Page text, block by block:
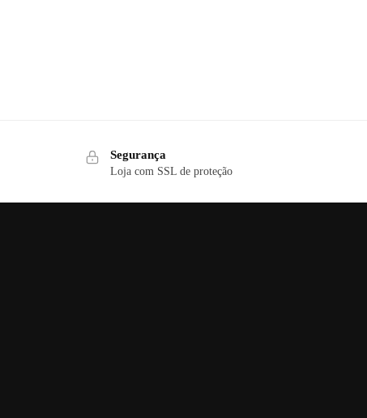
Segurança
Loja com SSL de proteção